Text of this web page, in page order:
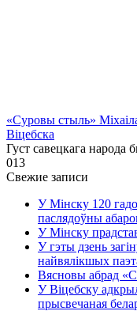
«Суровы стыль»
Віцебска
Густ савецкага народа
013
Свежие записи
У Мінску 120
паслядоўны
У Мінску
У гэты дзень
найвялікшых
Вясновы абрад
У Віцебску
прысвечаная